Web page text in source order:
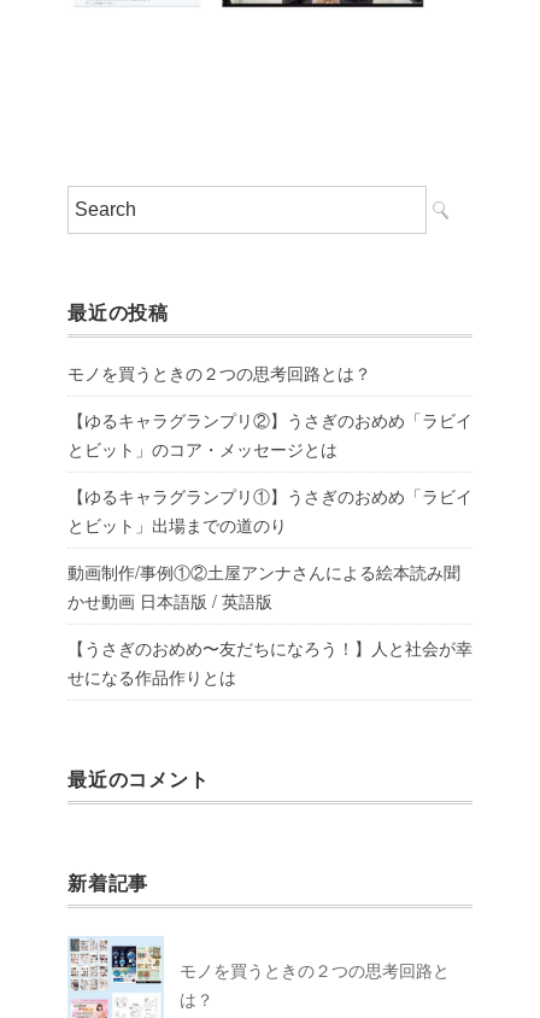
最近の投稿
モノを買うときの２つの思考回路とは？
【ゆるキャラグランプリ②】うさぎのおめめ「ラビイ
とビット」のコア・メッセージとは
【ゆるキャラグランプリ①】うさぎのおめめ「ラビイ
とビット」出場までの道のり
動画制作/事例①②土屋アンナさんによる絵本読み聞
かせ動画 日本語版 / 英語版
【うさぎのおめめ〜友だちになろう！】人と社会が幸
せになる作品作りとは
最近のコメント
新着記事
モノを買うときの２つの思考回路と
は？